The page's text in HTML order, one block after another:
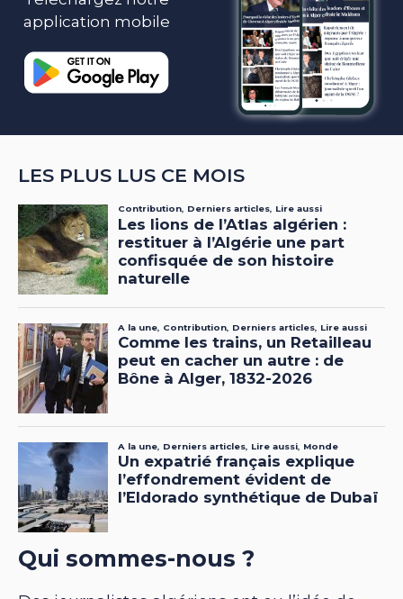
application mobile
LES PLUS LUS CE MOIS
Qui sommes-nous ?